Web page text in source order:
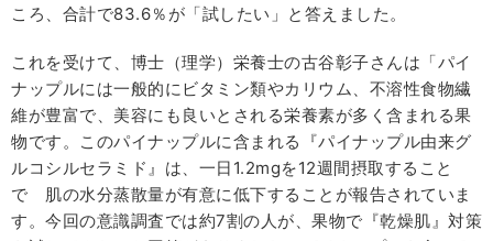
ころ、合計で83.6％が「試したい」と答えました。
これを受けて、博士（理学）栄養士の古谷彰子さんは「パイ
ナップルには一般的にビタミン類やカリウム、不溶性食物繊
維が豊富で、美容にも良いとされる栄養素が多く含まれる果
物です。このパイナップルに含まれる『パイナップル由来グ
ルコシルセラミド』は、一日1.2mgを12週間摂取すること
で 肌の水分蒸散量が有意に低下することが報告されていま
す。今回の意識調査では約7割の人が、果物で『乾燥肌』対策